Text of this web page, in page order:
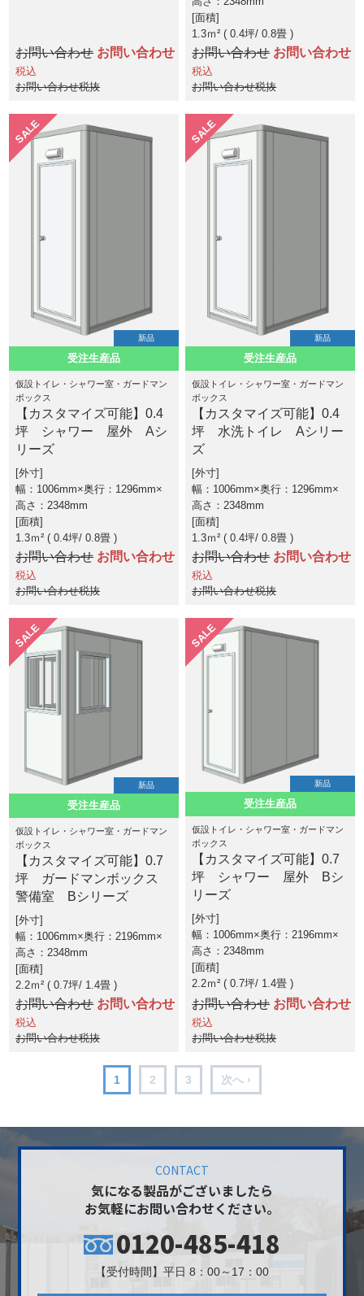
お問い合わせ お問い合わせ
税込
お問い合わせ税抜
面積
1.3ｍ² ( 0.4坪 0.8畳 )
お問い合わせ お問い合わせ
税込
お問い合わせ税抜
新品
SALE
受注生産品
仮設トイレ・シャワー室・ガードマン
ボックス
【カスタマイズ可能】0.4
坪 シャワー 屋外 Aシ
リーズ
外寸
幅：1006mm×奥行：1296mm×
高さ：2348mm
面積
1.3ｍ² ( 0.4坪 0.8畳 )
お問い合わせ お問い合わせ
税込
お問い合わせ税抜
新品
SALE
受注生産品
仮設トイレ・シャワー室・ガードマン
ボックス
【カスタマイズ可能】0.4
坪 水洗トイレ Aシリー
ズ
外寸
幅：1006mm×奥行：1296mm×
高さ：2348mm
面積
1.3ｍ² ( 0.4坪 0.8畳 )
お問い合わせ お問い合わせ
税込
お問い合わせ税抜
新品
SALE
受注生産品
仮設トイレ・シャワー室・ガードマン
ボックス
【カスタマイズ可能】0.7
坪 ガードマンボックス
警備室 Bシリーズ
外寸
幅：1006mm×奥行：2196mm×
高さ：2348mm
面積
2.2ｍ² ( 0.7坪 1.4畳 )
お問い合わせ お問い合わせ
税込
お問い合わせ税抜
新品
SALE
受注生産品
仮設トイレ・シャワー室・ガードマン
ボックス
【カスタマイズ可能】0.7
坪 シャワー 屋外 Bシ
リーズ
外寸
幅：1006mm×奥行：2196mm×
高さ：2348mm
面積
2.2ｍ² ( 0.7坪 1.4畳 )
お問い合わせ お問い合わせ
税込
お問い合わせ税抜
1 2 3 次へ ›
CONTACT
気になる製品がございましたら
お気軽にお問い合わせください。
0120-485-418
【受付時間】平日 8：00～17：00